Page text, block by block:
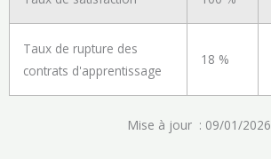
Taux de rupture des
contrats d'apprentissage
18 %
Mise à jour : 09/01/2026